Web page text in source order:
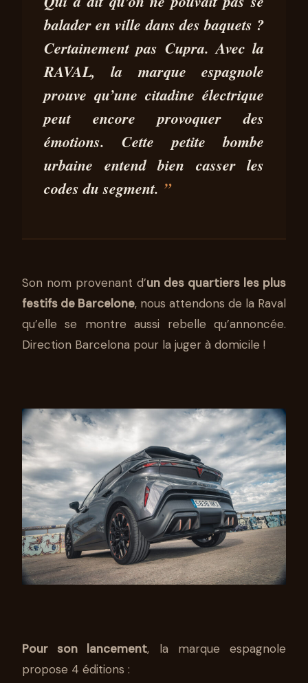
CITADINE ÉLECTRIQUE QUI
REFUSE D’ÊTRE SAGE !
balader en ville dans des baquets ?
Certainement pas Cupra. Avec la
RAVAL, la marque espagnole
prouve qu’une citadine électrique
peut encore provoquer des
émotions. Cette petite bombe
urbaine entend bien casser les
codes du segment.
Son nom provenant d’un des quartiers les plus
festifs de Barcelone, nous attendons de la Raval
qu’elle se montre aussi rebelle qu’annoncée.
Direction Barcelona pour la juger à domicile !
Pour son lancement, la marque espagnole
propose 4 éditions :